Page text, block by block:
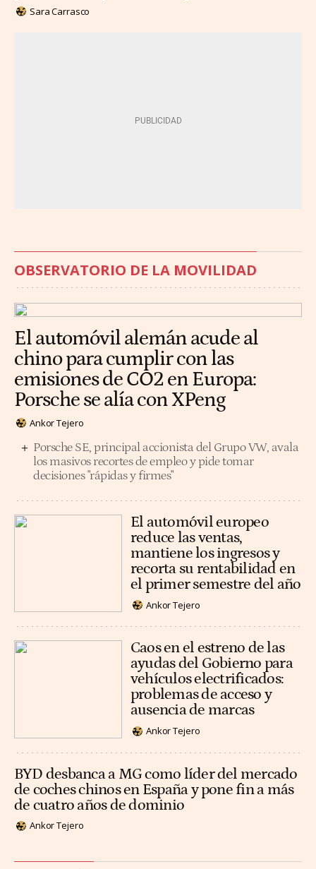
Sara Carrasco
OBSERVATORIO DE LA MOVILIDAD
El automóvil alemán acude al
chino para cumplir con las
emisiones de CO2 en Europa:
Porsche se alía con XPeng
Ankor Tejero
Porsche SE, principal accionista del Grupo VW, avala
los masivos recortes de empleo y pide tomar
decisiones "rápidas y firmes"
El automóvil europeo
reduce las ventas,
mantiene los ingresos y
recorta su rentabilidad en
el primer semestre del año
Ankor Tejero
Caos en el estreno de las
ayudas del Gobierno para
vehículos electrificados:
problemas de acceso y
ausencia de marcas
Ankor Tejero
BYD desbanca a MG como líder del mercado
de coches chinos en España y pone fin a más
de cuatro años de dominio
Ankor Tejero